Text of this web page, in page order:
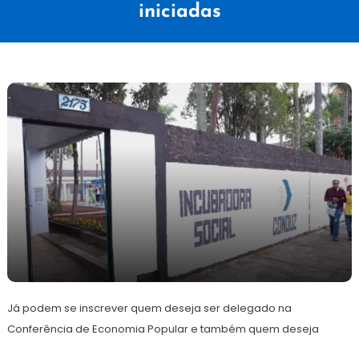
iniciadas
julho
de
Já podem se inscrever quem deseja ser delegado na
Conferência de Economia Popular e também quem deseja